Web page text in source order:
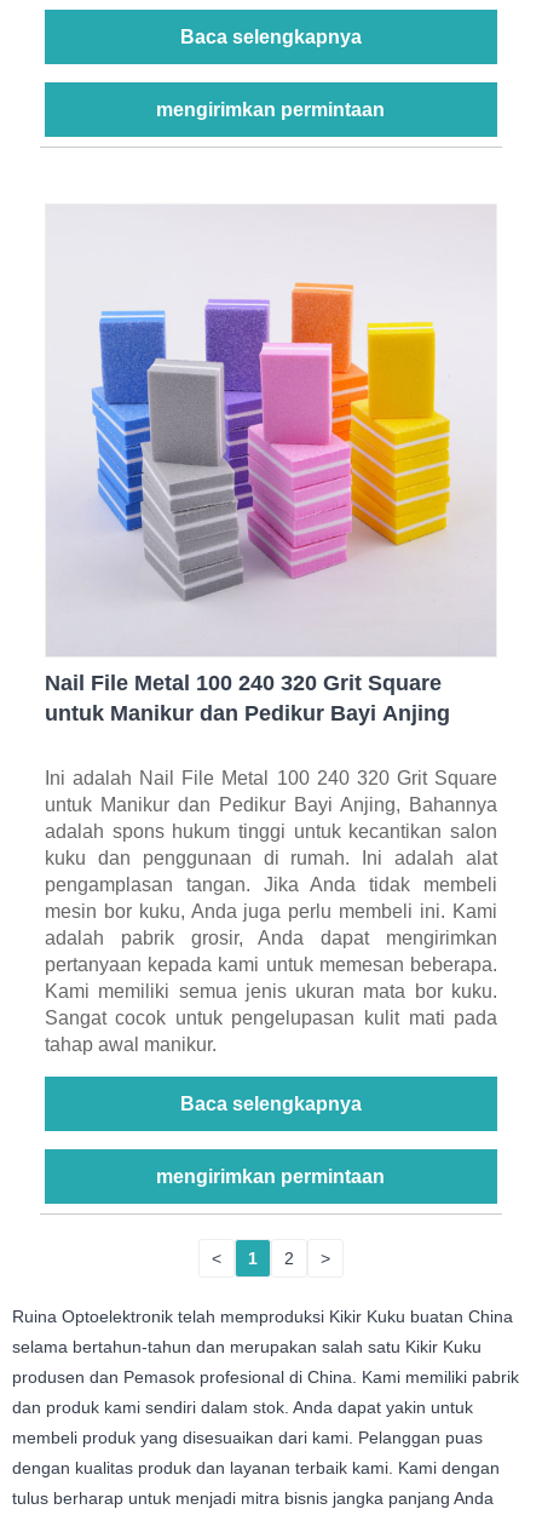
Baca selengkapnya
mengirimkan permintaan
Nail File Metal 100 240 320 Grit Square
untuk Manikur dan Pedikur Bayi Anjing
Ini adalah Nail File Metal 100 240 320 Grit Square
untuk Manikur dan Pedikur Bayi Anjing, Bahannya
adalah spons hukum tinggi untuk kecantikan salon
kuku dan penggunaan di rumah. Ini adalah alat
pengamplasan tangan. Jika Anda tidak membeli
mesin bor kuku, Anda juga perlu membeli ini. Kami
adalah pabrik grosir, Anda dapat mengirimkan
pertanyaan kepada kami untuk memesan beberapa.
Kami memiliki semua jenis ukuran mata bor kuku.
Sangat cocok untuk pengelupasan kulit mati pada
tahap awal manikur.
Baca selengkapnya
mengirimkan permintaan
< 1 2 >
Ruina Optoelektronik telah memproduksi Kikir Kuku buatan China
selama bertahun-tahun dan merupakan salah satu Kikir Kuku
produsen dan Pemasok profesional di China. Kami memiliki pabrik
dan produk kami sendiri dalam stok. Anda dapat yakin untuk
membeli produk yang disesuaikan dari kami. Pelanggan puas
dengan kualitas produk dan layanan terbaik kami. Kami dengan
tulus berharap untuk menjadi mitra bisnis jangka panjang Anda